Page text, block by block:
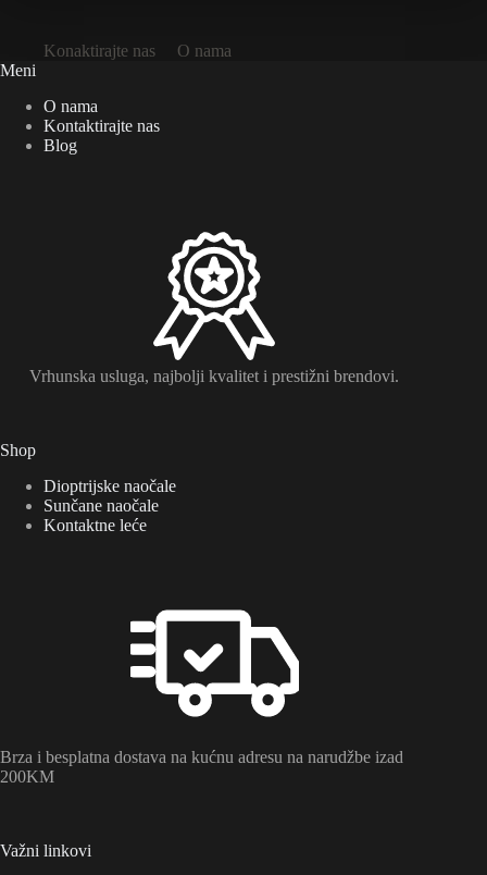
Konaktirajte nas
O nama
Meni
O nama
Kontaktirajte nas
Blog
Vrhunska usluga, najbolji kvalitet i prestižni brendovi.
Shop
Dioptrijske naočale
Sunčane naočale
Kontaktne leće
Brza i besplatna dostava na kućnu adresu na narudžbe izad
200KM
Važni linkovi